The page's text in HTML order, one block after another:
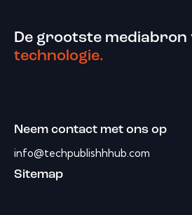
De grootste
technologie.
Neem contact met ons op
info@techpublishhhub.com
Sitemap